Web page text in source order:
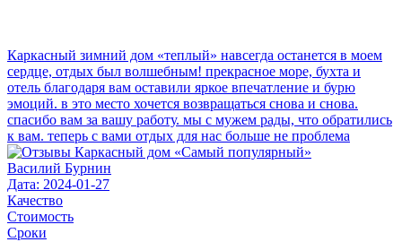
Каркасный зимний дом «теплый» навсегда останется в моем
сердце, отдых был волшебным! прекрасное море, бухта и
отель благодаря вам оставили яркое впечатление и бурю
эмоций. в это место хочется возвращаться снова и снова.
спасибо вам за вашу работу. мы с мужем рады, что обратились
к вам. теперь с вами отдых для нас больше не проблема
Василий Бурнин
Дата: 2024-01-27
Качество
Стоимость
Сроки